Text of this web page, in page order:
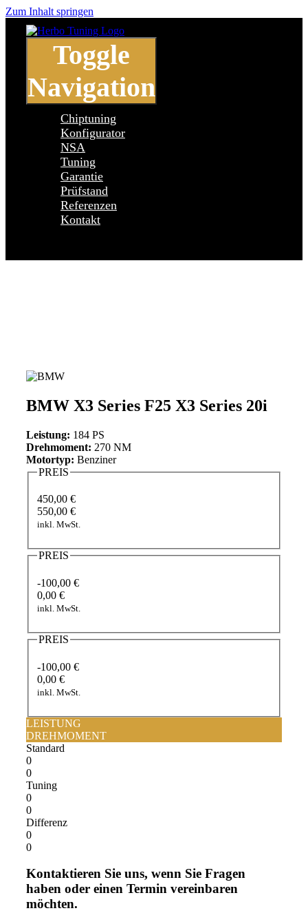
Zum Inhalt springen
Toggle
Navigation
Chiptuning
Konfigurator
NSA
Tuning
Garantie
Prüfstand
Referenzen
Kontakt
BMW X3 Series F25 X3 Series 20i
Leistung: 184 PS
Drehmoment: 270 NM
Motortyp: Benziner
PREIS
450,00 €
550,00 €
inkl. MwSt.
PREIS
-100,00 €
0,00 €
inkl. MwSt.
PREIS
-100,00 €
0,00 €
inkl. MwSt.
LEISTUNG
DREHMOMENT
Standard
0
0
Tuning
0
0
Differenz
0
0
Kontaktieren Sie uns, wenn Sie Fragen
haben oder einen Termin vereinbaren
möchten.